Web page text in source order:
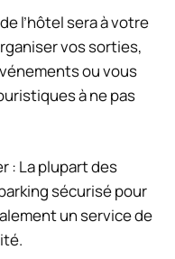
l’hôtel sera à votre
vos sorties,
ou vous
à ne pas
: La plupart des
sécurisé pour
un service de